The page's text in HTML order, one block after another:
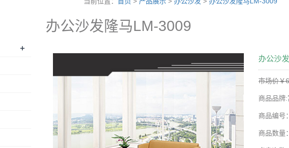
办公沙发隆马LM-3009
办公沙
市场价￥
商品品牌:
商品编号
商品数量
+